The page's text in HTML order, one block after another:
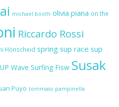
michael booth olivia piana on the
Riccardo Rossi
Hönscheid spring sup race sup
Wave Surfing Fisw Susak
Puyo tommaso pampinella